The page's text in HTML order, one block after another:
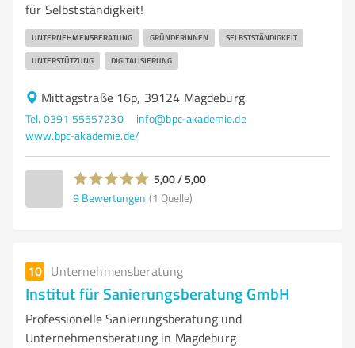
für Selbstständigkeit!
UNTERNEHMENSBERATUNG GRÜNDERINNEN SELBSTSTÄNDIGKEIT
UNTERSTÜTZUNG DIGITALISIERUNG
Mittagstraße 16p, 39124 Magdeburg
Tel. 0391 55557230
info@bpc-akademie.de
www.bpc-akademie.de/
5,00 / 5,00
9 Bewertungen (1 Quelle)
10 Unternehmensberatung
Institut für Sanierungsberatung GmbH
Professionelle Sanierungsberatung und
Unternehmensberatung in Magdeburg